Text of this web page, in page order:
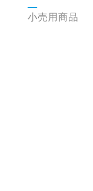
小売用商品